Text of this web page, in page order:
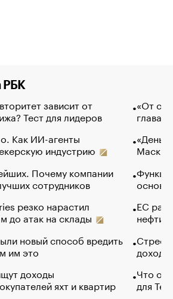
РБК
зависит от
Тест для лидеров
Как ИИ-агенты
индустрию
Почему компании
сотрудников
резко нарастил
до атак на склады
новый способ вредить
им это
доходы
яхт и квартир
«От
глава
Маск в
основ
ЕС
нефти
Что
для